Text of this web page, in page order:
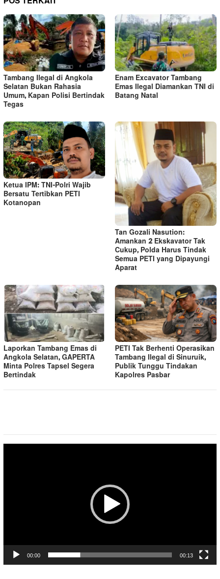
Tambang Ilegal di Angkola
Selatan Bukan Rahasia
Umum, Kapan Polisi Bertindak
Tegas
Enam Excavator Tambang
Emas Ilegal Diamankan TNI di
Batang Natal
Ketua IPM: TNI-Polri Wajib
Bersatu Tertibkan PETI
Kotanopan
Tan Gozali Nasution:
Amankan 2 Ekskavator Tak
Cukup, Polda Harus Tindak
Semua PETI yang Dipayungi
Aparat
Laporkan Tambang Emas di
Angkola Selatan, GAPERTA
Minta Polres Tapsel Segera
Bertindak
PETI Tak Berhenti Operasikan
Tambang Ilegal di Sinuruik,
Publik Tunggu Tindakan
Kapolres Pasbar
00:00 00:13